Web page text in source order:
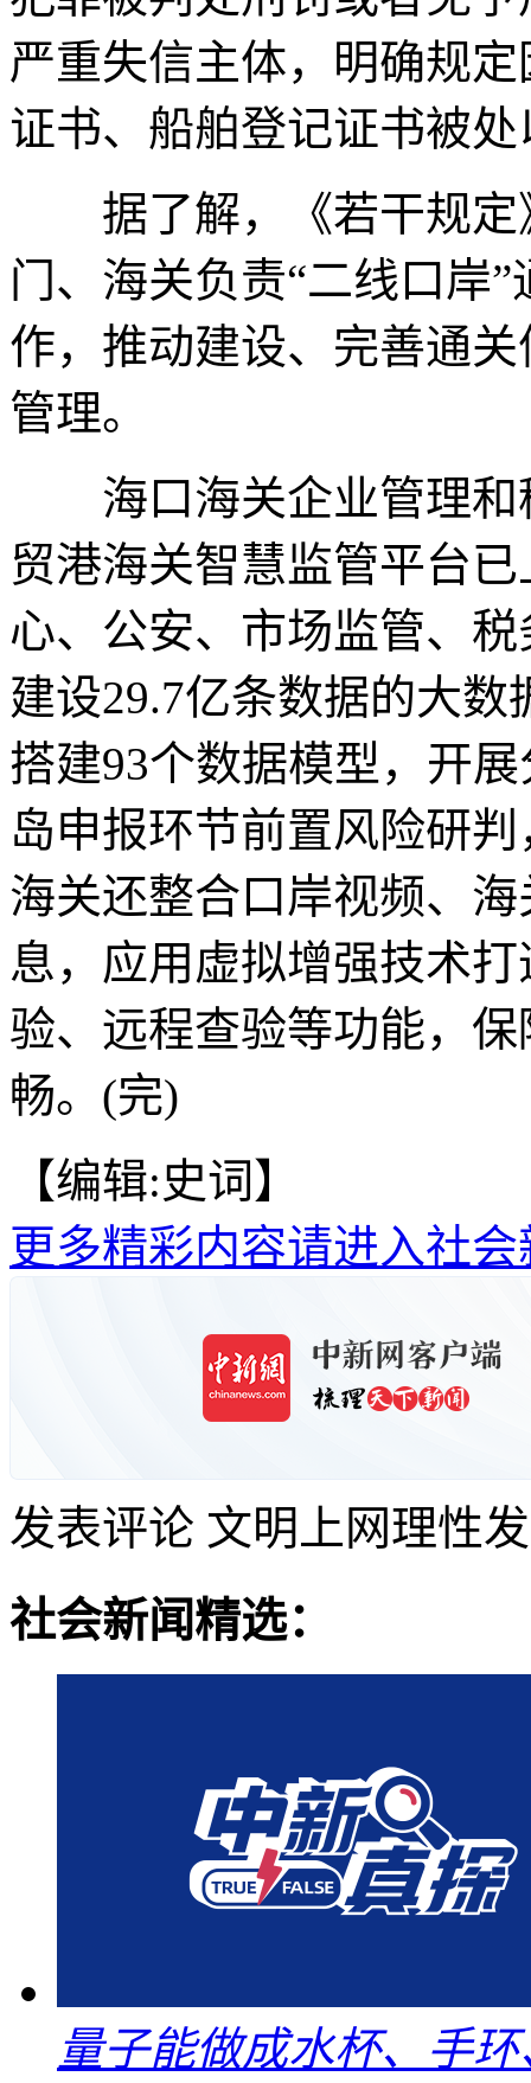
严重失信主体，明确规
证书、船舶登记证书被
据了解，《若干规定
门、海关负责“二线口岸
作，推动建设、完善通
管理。
海口海关企业管理和
贸港海关智慧监管平台
心、公安、市场监管、
建设29.7亿条数据的大
搭建93个数据模型，开
岛申报环节前置风险研
海关还整合口岸视频、
息，应用虚拟增强技术
验、远程查验等功能，
畅。(完)
【编辑:史词】
更多精彩内容请进入社会
发表评论 文明上网理性
社会新闻精选：
量子能做成水杯、手